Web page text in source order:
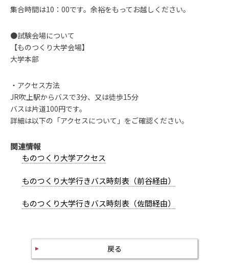
集合時間は10：00です。余裕をもってお越しください。
●試験会場について
【ものつくり大学会場】
大学本部
・アクセス方法
JR吹上駅からバスで3分、又は徒歩15分
バスは片道100円です。
詳細は以下の「アクセスについて」をご確認ください。
関連情報
ものつくり大学アクセス
ものつくり大学行きバス時刻表（前谷経由）
ものつくり大学行きバス時刻表（佐間経由）
戻る